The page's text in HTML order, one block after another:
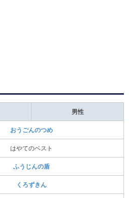
男性
おうごんのつめ
はやてのベスト
ふうじんの盾
くろずきん